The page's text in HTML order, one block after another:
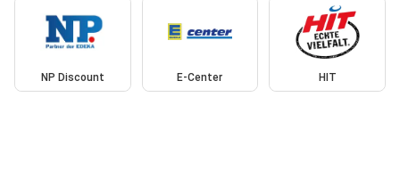
NP Discount E-Center HIT